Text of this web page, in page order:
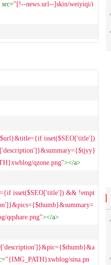
src="[!--news.url--]skin/weiyiqi/i
isset($SEO['title'])
qzone.png"></a>
isset($SEO['title']) && !empt
qqshare.png"></a>
="{IMG_PATH}xwblog/sina.pn